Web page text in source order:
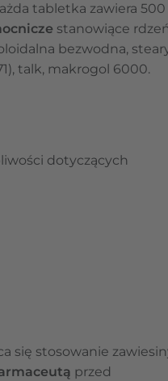
tabletka zawiera
stanowiące
bezwodna,
talk, makrogol 6000.
dotyczących
się stosowanie
przed